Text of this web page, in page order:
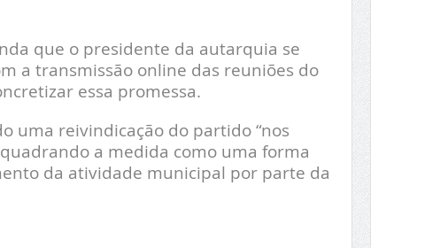
que o presidente da autarquia se
a transmissão online das reuniões do
essa promessa.
uma reivindicação do partido “nos
a medida como uma forma
da atividade municipal por parte da